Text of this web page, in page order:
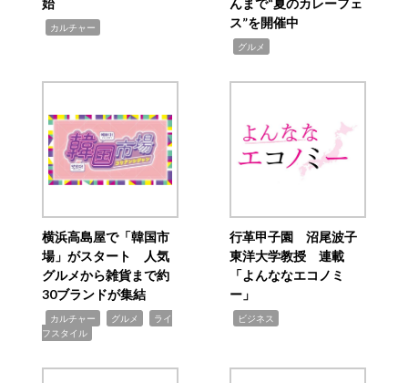
始
カルチャー
んまで“夏のカレーフェ
ス”を開催中
グルメ
横浜高島屋で「韓国市
場」がスタート 人気
グルメから雑貨まで約
30ブランドが集結
カルチャー グルメ
ライ
フスタイル
行革甲子園 沼尾波子
東洋大学教授 連載
「よんななエコノミ
ー」
ビジネス